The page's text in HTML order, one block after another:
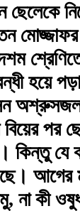
ছেলেকে
হয়ে
পর
কিন্তু যে
আগের
না কী